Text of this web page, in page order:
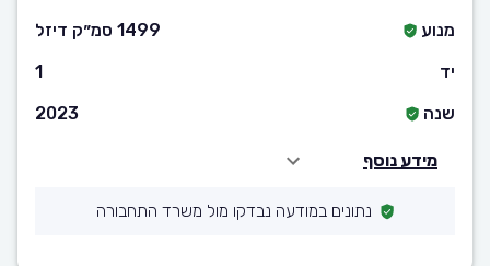
מנוע
1499 סמ״ק דיזל
יד
1
שנה
2023
מידע נוסף
נתונים במודעה נבדקו מול משרד התחבורה